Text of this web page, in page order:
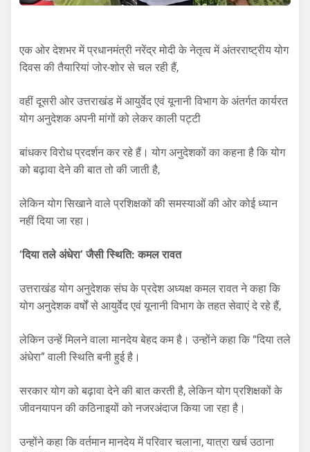
एक ओर देशभर में प्रधानमंत्री नरेंद्र मोदी के नेतृत्व में अंतरराष्ट्रीय योग
दिवस की तैयारियां जोर-शोर से चल रही हैं,
वहीं दूसरी ओर उत्तराखंड में आयुर्वेद एवं यूनानी विभाग के अंतर्गत कार्यरत
योग अनुदेशक अपनी मांगों को लेकर काली पट्टी
बांधकर विरोध प्रदर्शन कर रहे हैं। योग अनुदेशकों का कहना है कि योग
को बढ़ावा देने की बात तो की जाती है,
लेकिन योग सिखाने वाले प्रशिक्षकों की समस्याओं की ओर कोई ध्यान
नहीं दिया जा रहा।
‘दिया तले अंधेरा’ जैसी स्थिति: कमल रावत
उत्तराखंड योग अनुदेशक संघ के प्रदेश अध्यक्ष कमल रावत ने कहा कि
योग अनुदेशक वर्षों से आयुर्वेद एवं यूनानी विभाग के तहत सेवाएं दे रहे हैं,
लेकिन उन्हें मिलने वाला मानदेय बेहद कम है। उन्होंने कहा कि “दिया तले
अंधेरा” वाली स्थिति बनी हुई है।
सरकार योग को बढ़ावा देने की बात करती है, लेकिन योग प्रशिक्षकों के
जीवनयापन की कठिनाइयों को नजरअंदाज किया जा रहा है।
उन्होंने कहा कि वर्तमान मानदेय में परिवार चलाना, यात्रा खर्च उठाना